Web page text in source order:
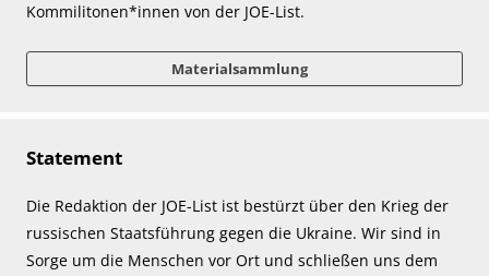
Kommilitonen*innen von der JOE-List.
Materialsammlung
Statement
Die Redaktion der JOE-List ist bestürzt über den Krieg der
russischen Staatsführung gegen die Ukraine. Wir sind in
Sorge um die Menschen vor Ort und schließen uns dem